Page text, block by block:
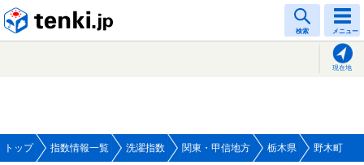
検索 メニュー
現在地
トップ 指数情報一覧 洗濯指数 関東・甲信地方 栃木県 野木町